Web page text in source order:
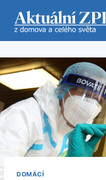
obsah
DOMÁCÍ